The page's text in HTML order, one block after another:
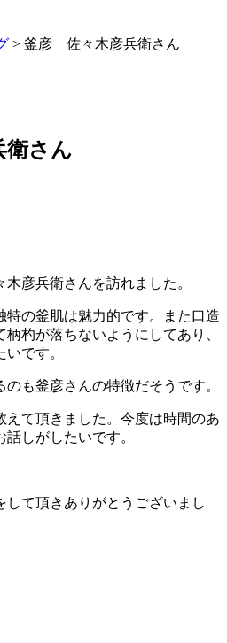
> 釜彦 佐々木彦兵衛さん
さん
彦兵衛さんを訪れました。
特の釜肌は魅力的です。また口造
杓が落ちないようにしてあり、
です。
も釜彦さんの特徴だそうです。
えて頂きました。今度は時間のあ
しがしたいです。
して頂きありがとうございまし